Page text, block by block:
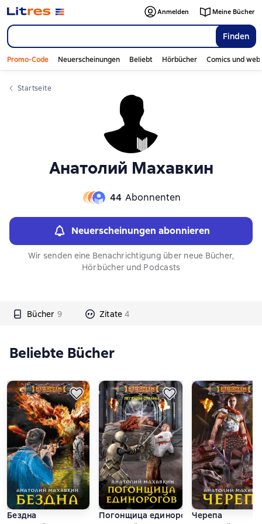
Finden
Anmelden Meine Bücher
Promo-Code Neuerscheinungen Beliebt Hörbücher Comics und
Startseite
Анатолий Махавкин
44 Abonnenten
Neuerscheinungen abonnieren
Wir senden eine Benachrichtigung über neue Bücher,
Hörbücher und Podcasts
Bücher 9 Zitate 4
Слайдер с книгами
Beliebte Bücher
Бездна
Погонщица единороговЧерепа
Слайдер с книгами